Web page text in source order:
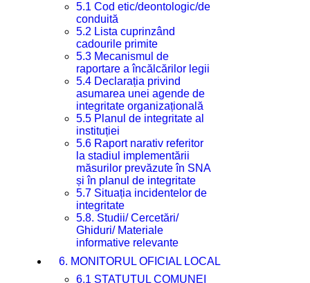
5.1 Cod etic/deontologic/de
conduită
5.2 Lista cuprinzând
cadourile primite
5.3 Mecanismul de
raportare a încălcărilor legii
5.4 Declarația privind
asumarea unei agende de
integritate organizațională
5.5 Planul de integritate al
instituției
5.6 Raport narativ referitor
la stadiul implementării
măsurilor prevăzute în SNA
și în planul de integritate
5.7 Situația incidentelor de
integritate
5.8. Studii/ Cercetări/
Ghiduri/ Materiale
informative relevante
6. MONITORUL OFICIAL LOCAL
6.1 STATUTUL COMUNEI